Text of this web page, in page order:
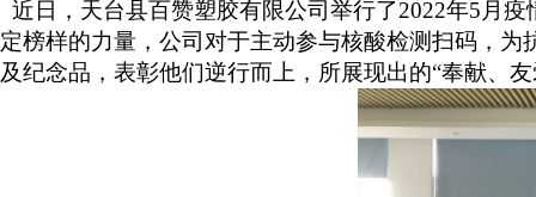
近日，天台县百赞塑胶有限公司举行了2022年5月疫
定榜样的力量，公司对于主动参与核酸检测扫码，
及纪念品，表彰他们逆行而上，所展现出的“奉献、